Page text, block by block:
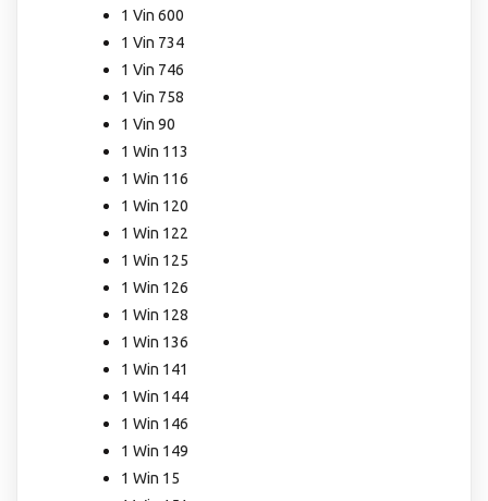
1 Vin 600
1 Vin 734
1 Vin 746
1 Vin 758
1 Vin 90
1 Win 113
1 Win 116
1 Win 120
1 Win 122
1 Win 125
1 Win 126
1 Win 128
1 Win 136
1 Win 141
1 Win 144
1 Win 146
1 Win 149
1 Win 15